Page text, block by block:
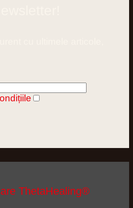
ThetaHealing®